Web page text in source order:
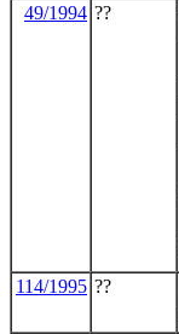
49/1994 ??
114/1995 ??